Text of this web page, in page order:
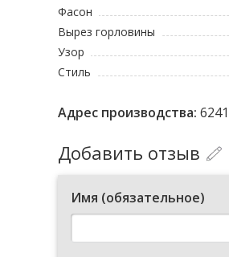
Фасон
Вырез горловины
Узор
Стиль
Адрес производства:
Добавить отзыв
Имя (обязательное)